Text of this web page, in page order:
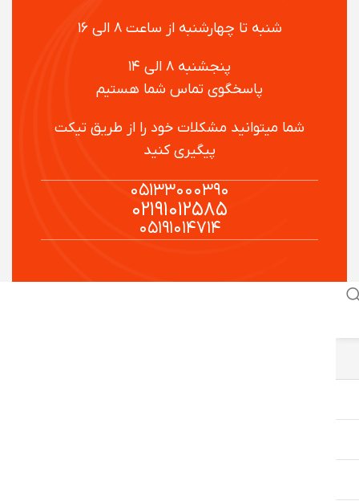
شنبه تا چهارشنبه از ساعت ۸ الی ۱۶
پنجشنبه ۸ الی ۱۴
پاسخگوی تماس شما هستیم
شما میتوانید مشکلات خود را از طریق تیکت
پیگیری کنید
۰۵۱۳۳۰۰۰۳۹۰
۰۲۱۹۱۰۱۲۵۸۵
۰۵۱۹۱۰۱۴۷۱۴